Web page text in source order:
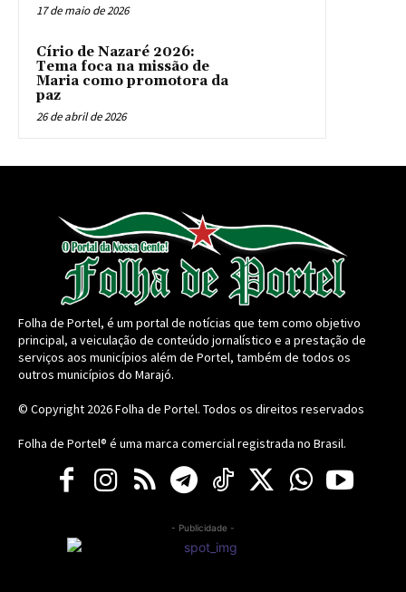
17 de maio de 2026
Círio de Nazaré 2026:
Tema foca na missão de
Maria como promotora da
paz
26 de abril de 2026
Folha de Portel, é um portal de notícias que tem como objetivo
principal, a veiculação de conteúdo jornalístico e a prestação de
serviços aos municípios além de Portel, também de todos os
outros municípios do Marajó.
© Copyright 2026Folha de Portel. Todos os direitos reservados
Folha de Portel® é uma marca comercial registrada no Brasil.
- Publicidade -